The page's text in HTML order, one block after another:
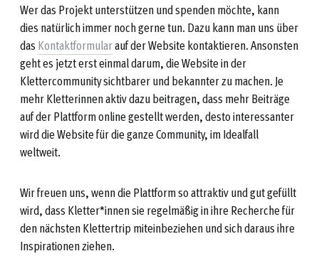
Wer das Projekt unterstützen und spenden möchte, kann
dies natürlich immer noch gerne tun. Dazu kann man uns über
das Kontaktformularauf der Website kontaktieren. Ansonsten
geht es jetzt erst einmal darum, die Website in der
Klettercommunity sichtbarer und bekannter zu machen. Je
mehr Kletterinnen aktiv dazu beitragen, dass mehr Beiträge
auf der Plattform online gestellt werden, desto interessanter
wird die Website für die ganze Community, im Idealfall
weltweit.
Wir freuen uns, wenn die Plattform so attraktiv und gut gefüllt
wird, dass Kletter*innen sie regelmäßig in ihre Recherche für
den nächsten Klettertrip miteinbeziehen und sich daraus ihre
Inspirationen ziehen.